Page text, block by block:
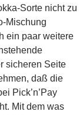
Sorte nicht zu
Mischung
ein paar weitere
sicheren Seite
daß die
Pick’n’Pay
Mit dem was